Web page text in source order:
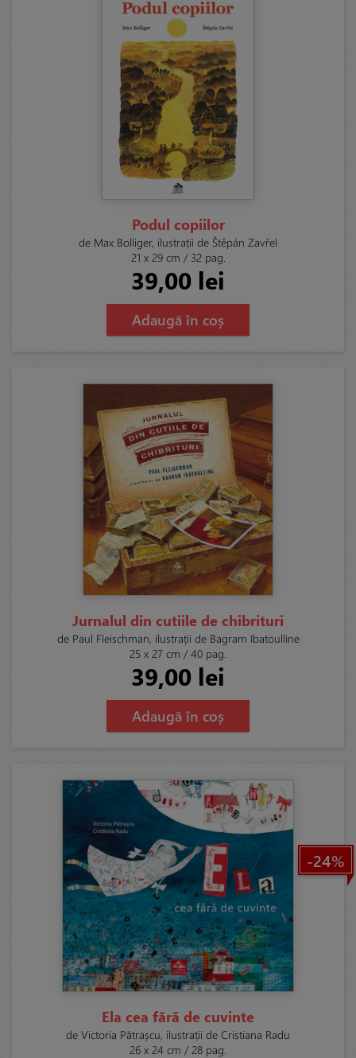
Podul copiilor
de Max Bolliger, ilustrații de Štěpán Zavřel
21 x 29 cm / 32 pag.
39,00 lei
Adaugă în coș
Jurnalul din cutiile de chibrituri
de Paul Fleischman, ilustrații de Bagram Ibatoulline
25 x 27 cm / 40 pag.
39,00 lei
Adaugă în coș
-24%
Ela cea fără de cuvinte
de Victoria Pătrașcu, ilustrații de Cristiana Radu
26 x 24 cm / 28 pag.